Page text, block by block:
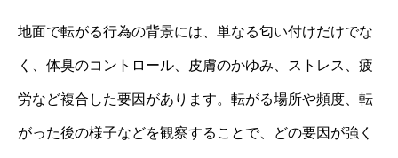
地面で転がる行為の背景には、単なる匂い付けだけでな
く、体臭のコントロール、皮膚のかゆみ、ストレス、疲
労など複合した要因があります。転がる場所や頻度、転
がった後の様子などを観察することで、どの要因が強く